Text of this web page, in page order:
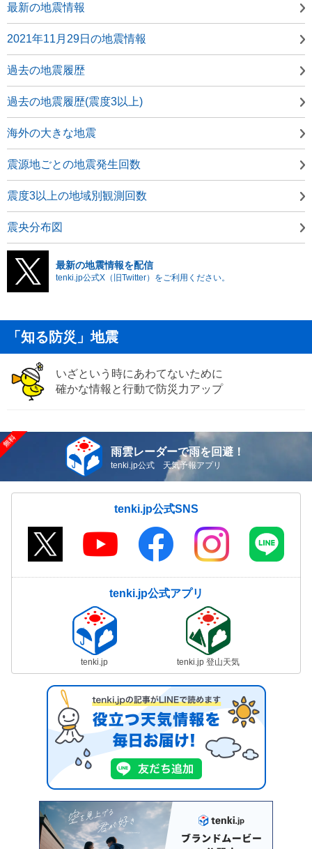
最新の地震情報
2021年11月29日の地震情報
過去の地震履歴
過去の地震履歴(震度3以上)
海外の大きな地震
震源地ごとの地震発生回数
震度3以上の地域別観測回数
震央分布図
最新の地震情報を配信
tenki.jp公式X（旧Twitter）をご利用ください。
「知る防災」地震
いざという時にあわてないために
確かな情報と行動で防災力アップ
雨雲レーダーで雨を回避！
tenki.jp公式 天気予報アプリ
tenki.jp公式SNS
tenki.jp公式アプリ
tenki.jp tenki.jp 登山天気